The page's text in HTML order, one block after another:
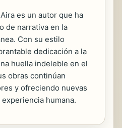
es un autor que ha
de narrativa en la
Con su estilo
dedicación a la
huella indeleble en el
obras continúan
y ofreciendo nuevas
humana.